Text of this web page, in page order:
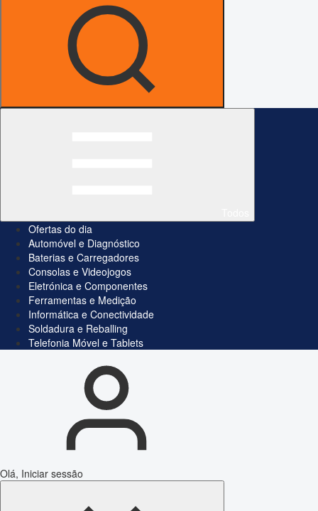
Ofertas do dia
Automóvel e Diagnóstico
Baterias e Carregadores
Consolas e Videojogos
Eletrónica e Componentes
Ferramentas e Medição
Informática e Conectividade
Soldadura e Reballing
Telefonia Móvel e Tablets
Olá, Iniciar sessão